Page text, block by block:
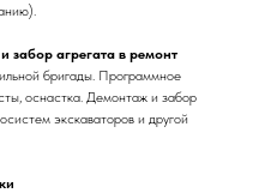
забор агрегата в ремонт
бригады. Программное
оснастка. Демонтаж и забор
экскаваторов и другой